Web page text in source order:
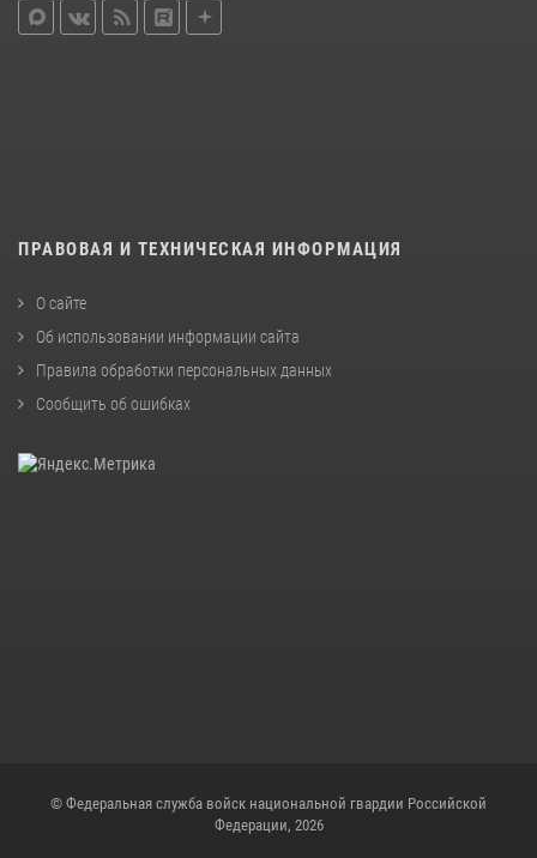
ПРАВОВАЯ И ТЕХНИЧЕСКАЯ ИНФОРМАЦИЯ
О сайте
Об использовании информации сайта
Правила обработки персональных данных
Сообщить об ошибках
© Федеральная служба войск национальной гвардии Российской
Федерации, 2026